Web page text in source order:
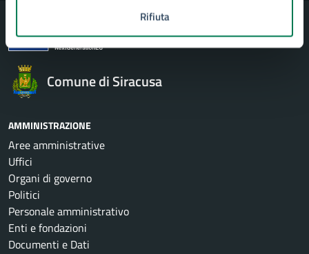
Rifiuta
Comune di Siracusa
AMMINISTRAZIONE
Aree amministrative
Uffici
Organi di governo
Politici
Personale amministrativo
Enti e fondazioni
Documenti e Dati